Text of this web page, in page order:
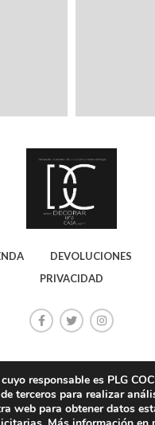
DEVOLUCIONES
PRIVACIDAD
PARA AHORRAR
2020 No Comments
responsable es PLG
terceros para realizar
web para obtener datos